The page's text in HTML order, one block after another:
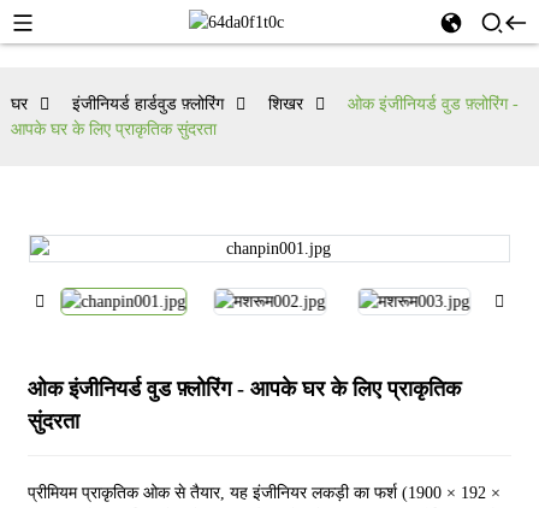
घर इंजीनियर्ड हार्डवुड फ़्लोरिंग शिखर
ओक इंजीनियर्ड वुड फ़्लोरिंग -
आपके घर के लिए प्राकृतिक सुंदरता
ओक इंजीनियर्ड वुड फ़्लोरिंग - आपके घर के लिए प्राकृतिक
सुंदरता
प्रीमियम प्राकृतिक ओक से तैयार, यह इंजीनियर लकड़ी का फर्श (1900 × 192 ×